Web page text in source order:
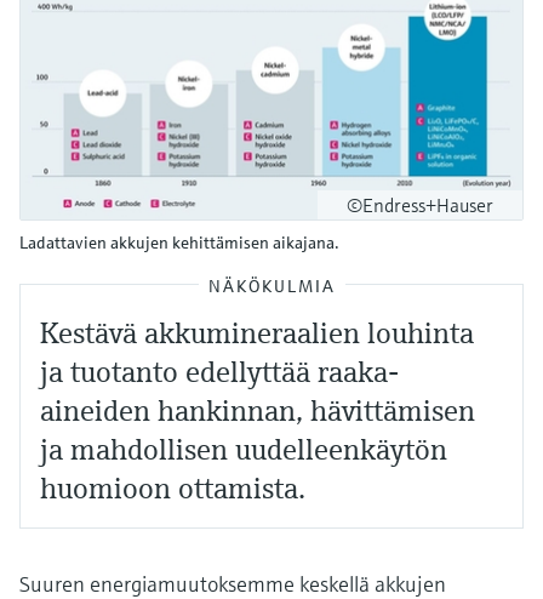
©Endress+Hauser
Ladattavien akkujen kehittämisen aikajana.
NÄKÖKULMIA
Kestävä akkumineraalien louhinta
ja tuotanto edellyttää raaka-
aineiden hankinnan, hävittämisen
ja mahdollisen uudelleenkäytön
huomioon ottamista.
Suuren energiamuutoksemme keskellä akkujen